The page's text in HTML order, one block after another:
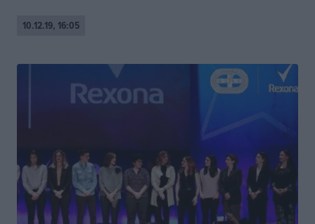
10.12.19, 16:05